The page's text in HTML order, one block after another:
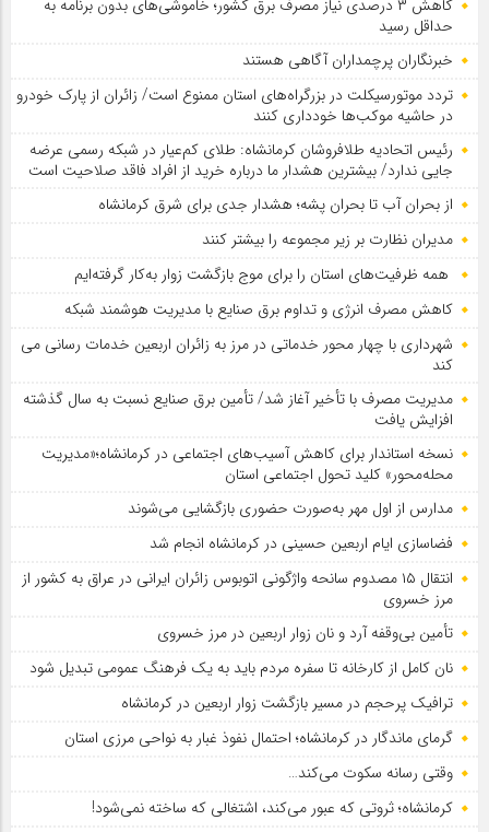
کاهش ۳ درصدی نیاز مصرف برق کشور؛ خاموشی‌های بدون برنامه به
حداقل رسید
خبرنگاران پرچمداران آگاهی هستند
تردد موتورسیکلت در بزرگراه‌های استان ممنوع است/ زائران از پارک خودرو
در حاشیه موکب‌ها خودداری کنند
رئیس اتحادیه طلافروشان کرمانشاه: طلای کم‌عیار در شبکه رسمی عرضه
جایی ندارد/ بیشترین هشدار ما درباره خرید از افراد فاقد صلاحیت است
از بحران آب تا بحران پشه؛ هشدار جدی برای شرق کرمانشاه
مدیران نظارت بر زیر مجموعه را بیشتر کنند
همه ظرفیت‌های استان را برای موج بازگشت زوار به‌کار گرفته‌ایم
کاهش مصرف انرژی و تداوم برق صنایع با مدیریت هوشمند شبکه
شهرداری با چهار محور خدماتی در مرز به زائران اربعین خدمات رسانی می
کند
مدیریت مصرف با تأخیر آغاز شد/ تأمین برق صنایع نسبت به سال گذشته
افزایش یافت
نسخه استاندار برای کاهش آسیب‌های اجتماعی در کرمانشاه؛«مدیریت
محله‌محور» کلید تحول اجتماعی استان
مدارس از اول مهر به‌صورت حضوری بازگشایی می‌شوند
فضاسازی ایام اربعین حسینی در کرمانشاه انجام شد
انتقال ۱۵ مصدوم سانحه واژگونی اتوبوس زائران ایرانی در عراق به کشور از
مرز خسروی
تأمین بی‌وقفه آرد و نان زوار اربعین در مرز خسروی
نان کامل از کارخانه تا سفره مردم باید به یک فرهنگ عمومی تبدیل شود
ترافیک پرحجم در مسیر بازگشت زوار اربعین در کرمانشاه
گرمای ماندگار در کرمانشاه؛ احتمال نفوذ غبار به نواحی مرزی استان
وقتی رسانه سکوت می‌کند…
کرمانشاه؛ ثروتی که عبور می‌کند، اشتغالی که ساخته نمی‌شود!